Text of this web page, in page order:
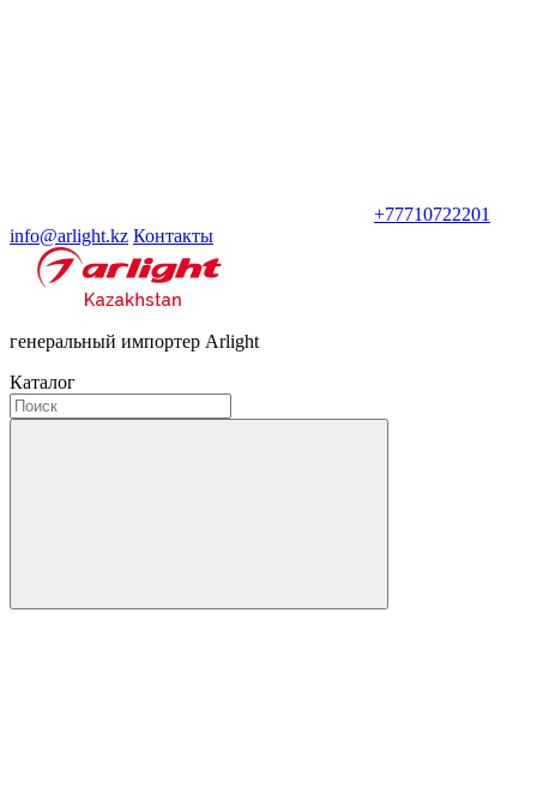
+77710722201
info@arlight.kz Контакты
генеральный импортер Arlight
Каталог